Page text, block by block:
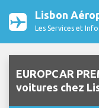
Lisbon
Les Services et
EUROPCAR
voitures chez